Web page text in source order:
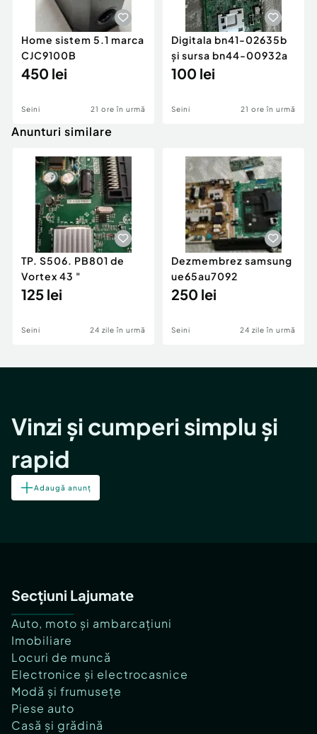
Home sistem 5.1 marca
CJC9100B
450 lei
Seini 21 ore în urmă
Digitala bn41-02635b
și sursa bn44-00932a
100 lei
Seini 21 ore în urmă
Anunturi similare
TP. S506. PB801 de
Vortex 43 "
125 lei
Seini 24 zile în urmă
Dezmembrez samsung
ue65au7092
250 lei
Seini 24 zile în urmă
Vinzi și cumperi simplu și
rapid
Adaugă anunț
Secțiuni Lajumate
Auto, moto și ambarcațiuni
Imobiliare
Locuri de muncă
Electronice și electrocasnice
Modă și frumusețe
Piese auto
Casă și grădină